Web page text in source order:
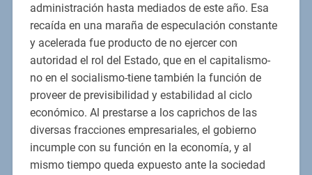
administración hasta mediados de este año. Esa
recaída en una maraña de especulación constante
y acelerada fue producto de no ejercer con
autoridad el rol del Estado, que en el capitalismo-
no en el socialismo-tiene también la función de
proveer de previsibilidad y estabilidad al ciclo
económico. Al prestarse a los caprichos de las
diversas fracciones empresariales, el gobierno
incumple con su función en la economía, y al
mismo tiempo queda expuesto ante la sociedad